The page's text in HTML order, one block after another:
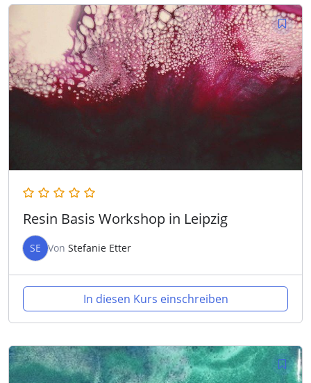
Resin Basis Workshop in Leipzig
SE Von Stefanie Etter
In diesen Kurs einschreiben